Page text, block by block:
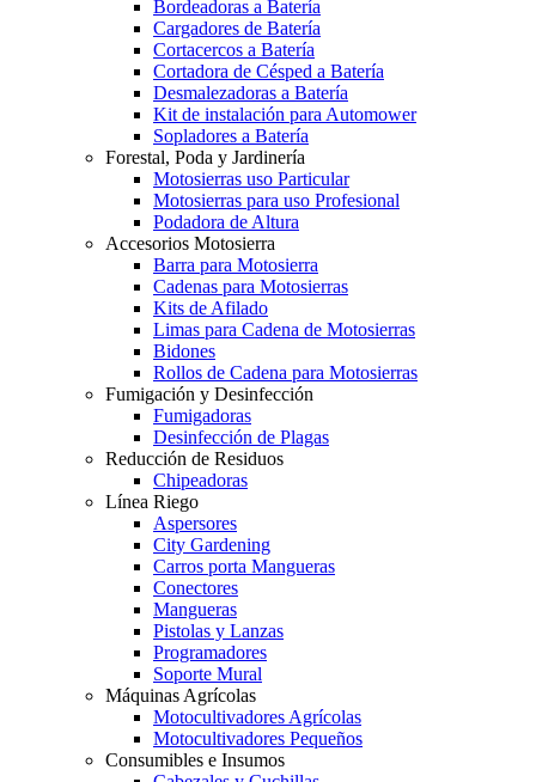
Bordeadoras a Batería
Cargadores de Batería
Cortacercos a Batería
Cortadora de Césped a Batería
Desmalezadoras a Batería
Kit de instalación para Automower
Sopladores a Batería
Forestal, Poda y Jardinería
Motosierras uso Particular
Motosierras para uso Profesional
Podadora de Altura
Accesorios Motosierra
Barra para Motosierra
Cadenas para Motosierras
Kits de Afilado
Limas para Cadena de Motosierras
Bidones
Rollos de Cadena para Motosierras
Fumigación y Desinfección
Fumigadoras
Desinfección de Plagas
Reducción de Residuos
Chipeadoras
Línea Riego
Aspersores
City Gardening
Carros porta Mangueras
Conectores
Mangueras
Pistolas y Lanzas
Programadores
Soporte Mural
Máquinas Agrícolas
Motocultivadores Agrícolas
Motocultivadores Pequeños
Consumibles e Insumos